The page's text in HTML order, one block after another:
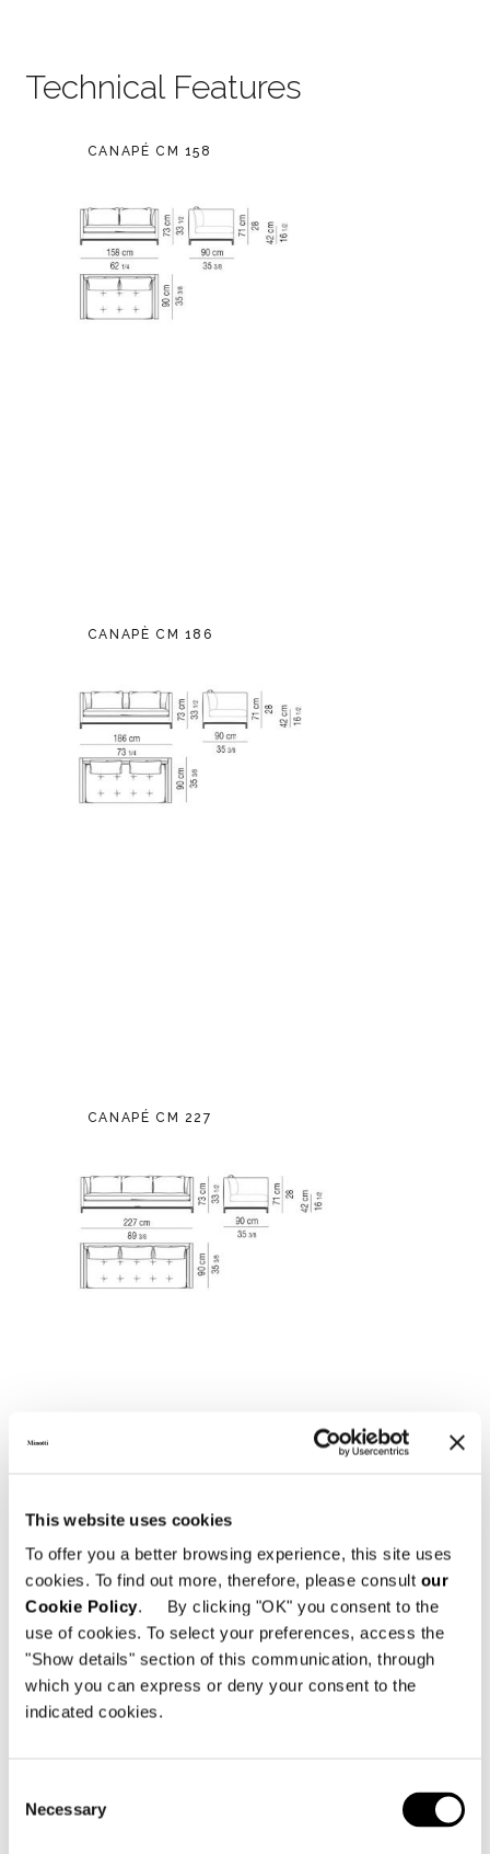
This website uses cookies
To offer you a better browsing experience, this site uses
cookies. To find out more, therefore, please consult our
Cookie Policy. By clicking "OK" you consent to the
use of cookies. To select your preferences, access the
"Show details" section of this communication, through
which you can express or deny your consent to the
indicated cookies.
Selection
Necessary
Technical Features
CANAPÉ CM 158
CANAPÈ CM 186
CANAPÉ CM 227
CANAPÈ CM 316